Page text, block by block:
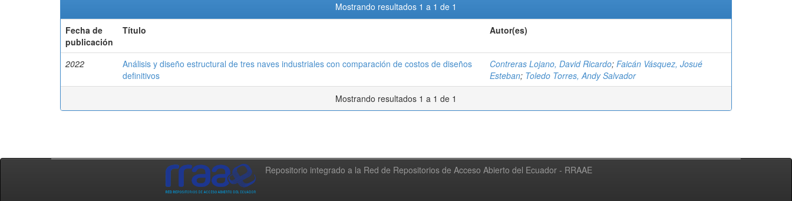
Mostrando resultados 1 a 1 de 1
Fecha de
publicación
Título Autor(es)
2022
Análisis y diseño estructural de tres naves industriales con comparación de costos de diseños
definitivos
Contreras Lojano, David Ricardo; Faicán Vásquez, Josué
Esteban; Toledo Torres, Andy Salvador
Mostrando resultados 1 a 1 de 1
Repositorio integrado a la Red de Repositorios de Acceso Abierto del Ecuador - RRAAE